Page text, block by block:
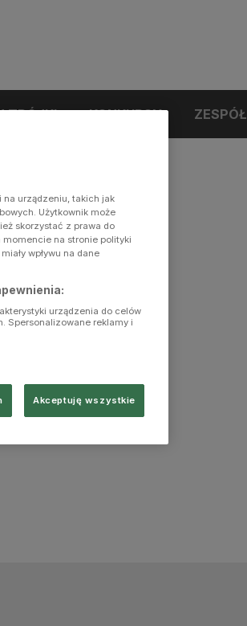
TRÓJKI KONKURSY ZESPÓŁ
urządzeniu, takich jak
Użytkownik może
skorzystać z prawa do
na stronie polityki
wpływu na dane
urządzenia do celów
Spersonalizowane reklamy i
Akceptuję wszystkie